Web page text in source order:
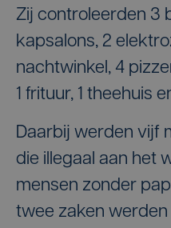
Zij controleerden 3
kapsalons, 2
nachtwinkel, 4
1 frituur, 1 theehuis
Daarbij werden vijf
die illegaal aan het
mensen zonder
twee zaken